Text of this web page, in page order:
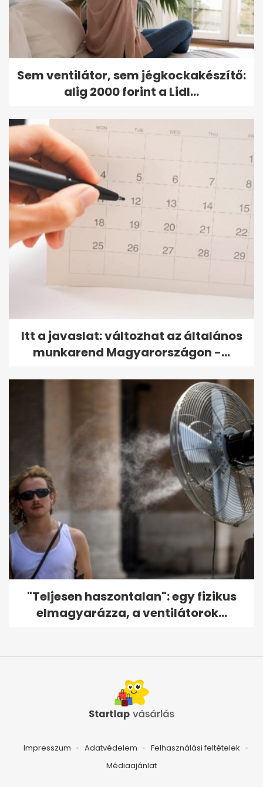
Sem ventilátor, sem jégkockakészítő:
alig 2000 forint a Lidl...
Itt a javaslat: változhat az általános
munkarend Magyarországon -...
"Teljesen haszontalan": egy fizikus
elmagyarázza, a ventilátorok...
Impresszum Adatvédelem
Felhasználási feltételek
Médiaajánlat